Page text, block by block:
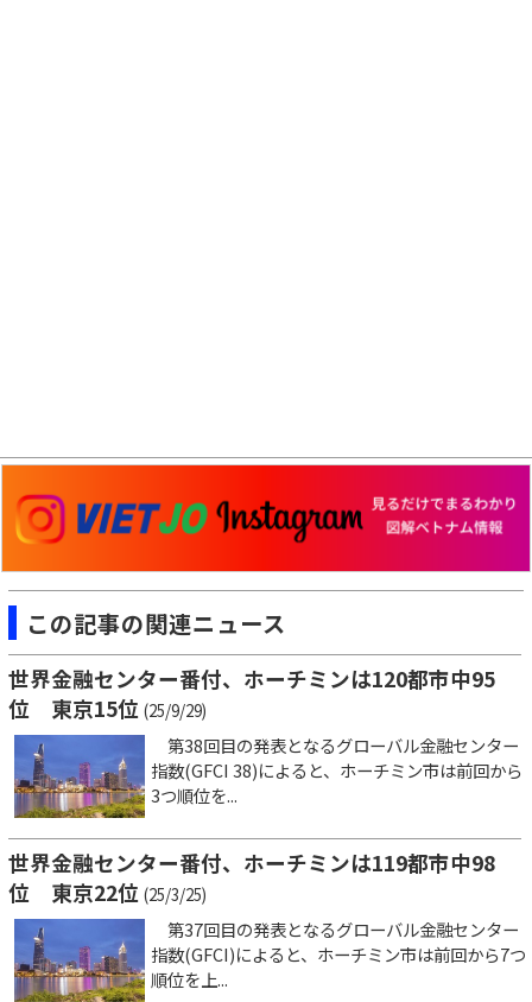
この記事の関連ニュース
世界金融センター番付、ホーチミンは120都市中95
位 東京15位 (25/9/29)
第38回目の発表となるグローバル金融センター
指数(GFCI 38)によると、ホーチミン市は前回から
3つ順位を...
世界金融センター番付、ホーチミンは119都市中98
位 東京22位 (25/3/25)
第37回目の発表となるグローバル金融センター
指数(GFCI)によると、ホーチミン市は前回から7つ
順位を上...